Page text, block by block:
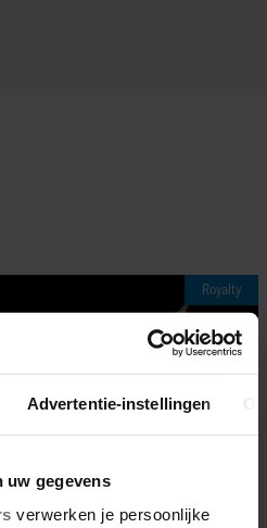
Advertentie-instellingen
uw gegevens
verwerken je persoonlijke
Royalty